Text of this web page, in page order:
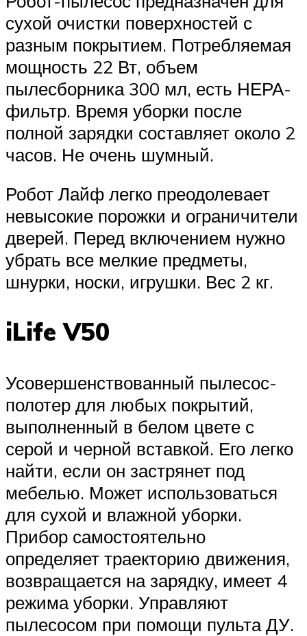
сухой очистки поверхностей с
разным покрытием. Потребляемая
мощность 22 Вт, объем
пылесборника 300 мл, есть НЕРА-
фильтр. Время уборки после
полной зарядки составляет около 2
часов. Не очень шумный.
Робот Лайф легко преодолевает
невысокие порожки и ограничители
дверей. Перед включением нужно
убрать все мелкие предметы,
шнурки, носки, игрушки. Вес 2 кг.
iLife V50
Усовершенствованный пылесос-
полотер для любых покрытий,
выполненный в белом цвете с
серой и черной вставкой. Его легко
найти, если он застрянет под
мебелью. Может использоваться
для сухой и влажной уборки.
Прибор самостоятельно
определяет траекторию движения,
возвращается на зарядку, имеет 4
режима уборки. Управляют
пылесосом при помощи пульта ДУ.